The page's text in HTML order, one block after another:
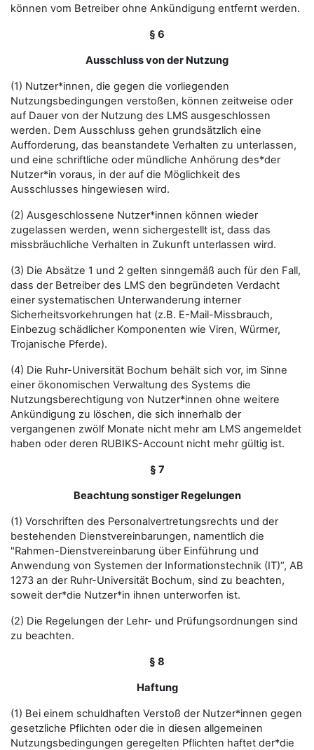
können vom Betreiber ohne Ankündigung entfernt werden.
§ 6
Ausschluss von der Nutzung
(1) Nutzer*innen, die gegen die vorliegenden
Nutzungsbedingungen verstoßen, können zeitweise oder
auf Dauer von der Nutzung des LMS ausgeschlossen
werden. Dem Ausschluss gehen grundsätzlich eine
Aufforderung, das beanstandete Verhalten zu unterlassen,
und eine schriftliche oder mündliche Anhörung des*der
Nutzer*in voraus, in der auf die Möglichkeit des
Ausschlusses hingewiesen wird.
(2) Ausgeschlossene Nutzer*innen können wieder
zugelassen werden, wenn sichergestellt ist, dass das
missbräuchliche Verhalten in Zukunft unterlassen wird.
(3) Die Absätze 1 und 2 gelten sinngemäß auch für den Fall,
dass der Betreiber des LMS den begründeten Verdacht
einer systematischen Unterwanderung interner
Sicherheitsvorkehrungen hat (z.B. E-Mail-Missbrauch,
Einbezug schädlicher Komponenten wie Viren, Würmer,
Trojanische Pferde).
(4) Die Ruhr-Universität Bochum behält sich vor, im Sinne
einer ökonomischen Verwaltung des Systems die
Nutzungsberechtigung von Nutzer*innen ohne weitere
Ankündigung zu löschen, die sich innerhalb der
vergangenen zwölf Monate nicht mehr am LMS angemeldet
haben oder deren RUBIKS-Account nicht mehr gültig ist.
§ 7
Beachtung sonstiger Regelungen
(1) Vorschriften des Personalvertretungsrechts und der
bestehenden Dienstvereinbarungen, namentlich die
"Rahmen-Dienstvereinbarung über Einführung und
Anwendung von Systemen der Informationstechnik (IT)“, AB
1273 an der Ruhr-Universität Bochum, sind zu beachten,
soweit der*die Nutzer*in ihnen unterworfen ist.
(2) Die Regelungen der Lehr- und Prüfungsordnungen sind
zu beachten.
§ 8
Haftung
(1) Bei einem schuldhaften Verstoß der Nutzer*innen gegen
gesetzliche Pflichten oder die in diesen allgemeinen
Nutzungsbedingungen geregelten Pflichten haftet der*die